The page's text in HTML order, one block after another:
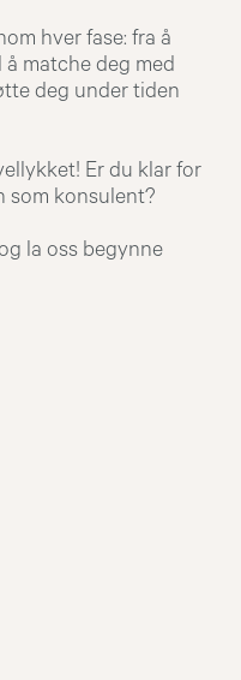
hver fase: fra å
matche deg med
deg under tiden
Er du klar for
som konsulent?
la oss begynne